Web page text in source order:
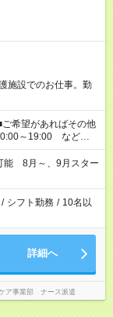
施設でのお仕事。勤
～19:00 など
残業はしたくない」
します！ ※Wワ
勤務時間と、もう1つ
える場合は応募でき
能 8月～、9月スター
/ シフト勤務 / 10名以
詳細へ
ア事業部 ナース派遣